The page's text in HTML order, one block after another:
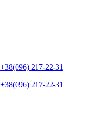
+38(096) 217-22-31
+38(096) 217-22-31